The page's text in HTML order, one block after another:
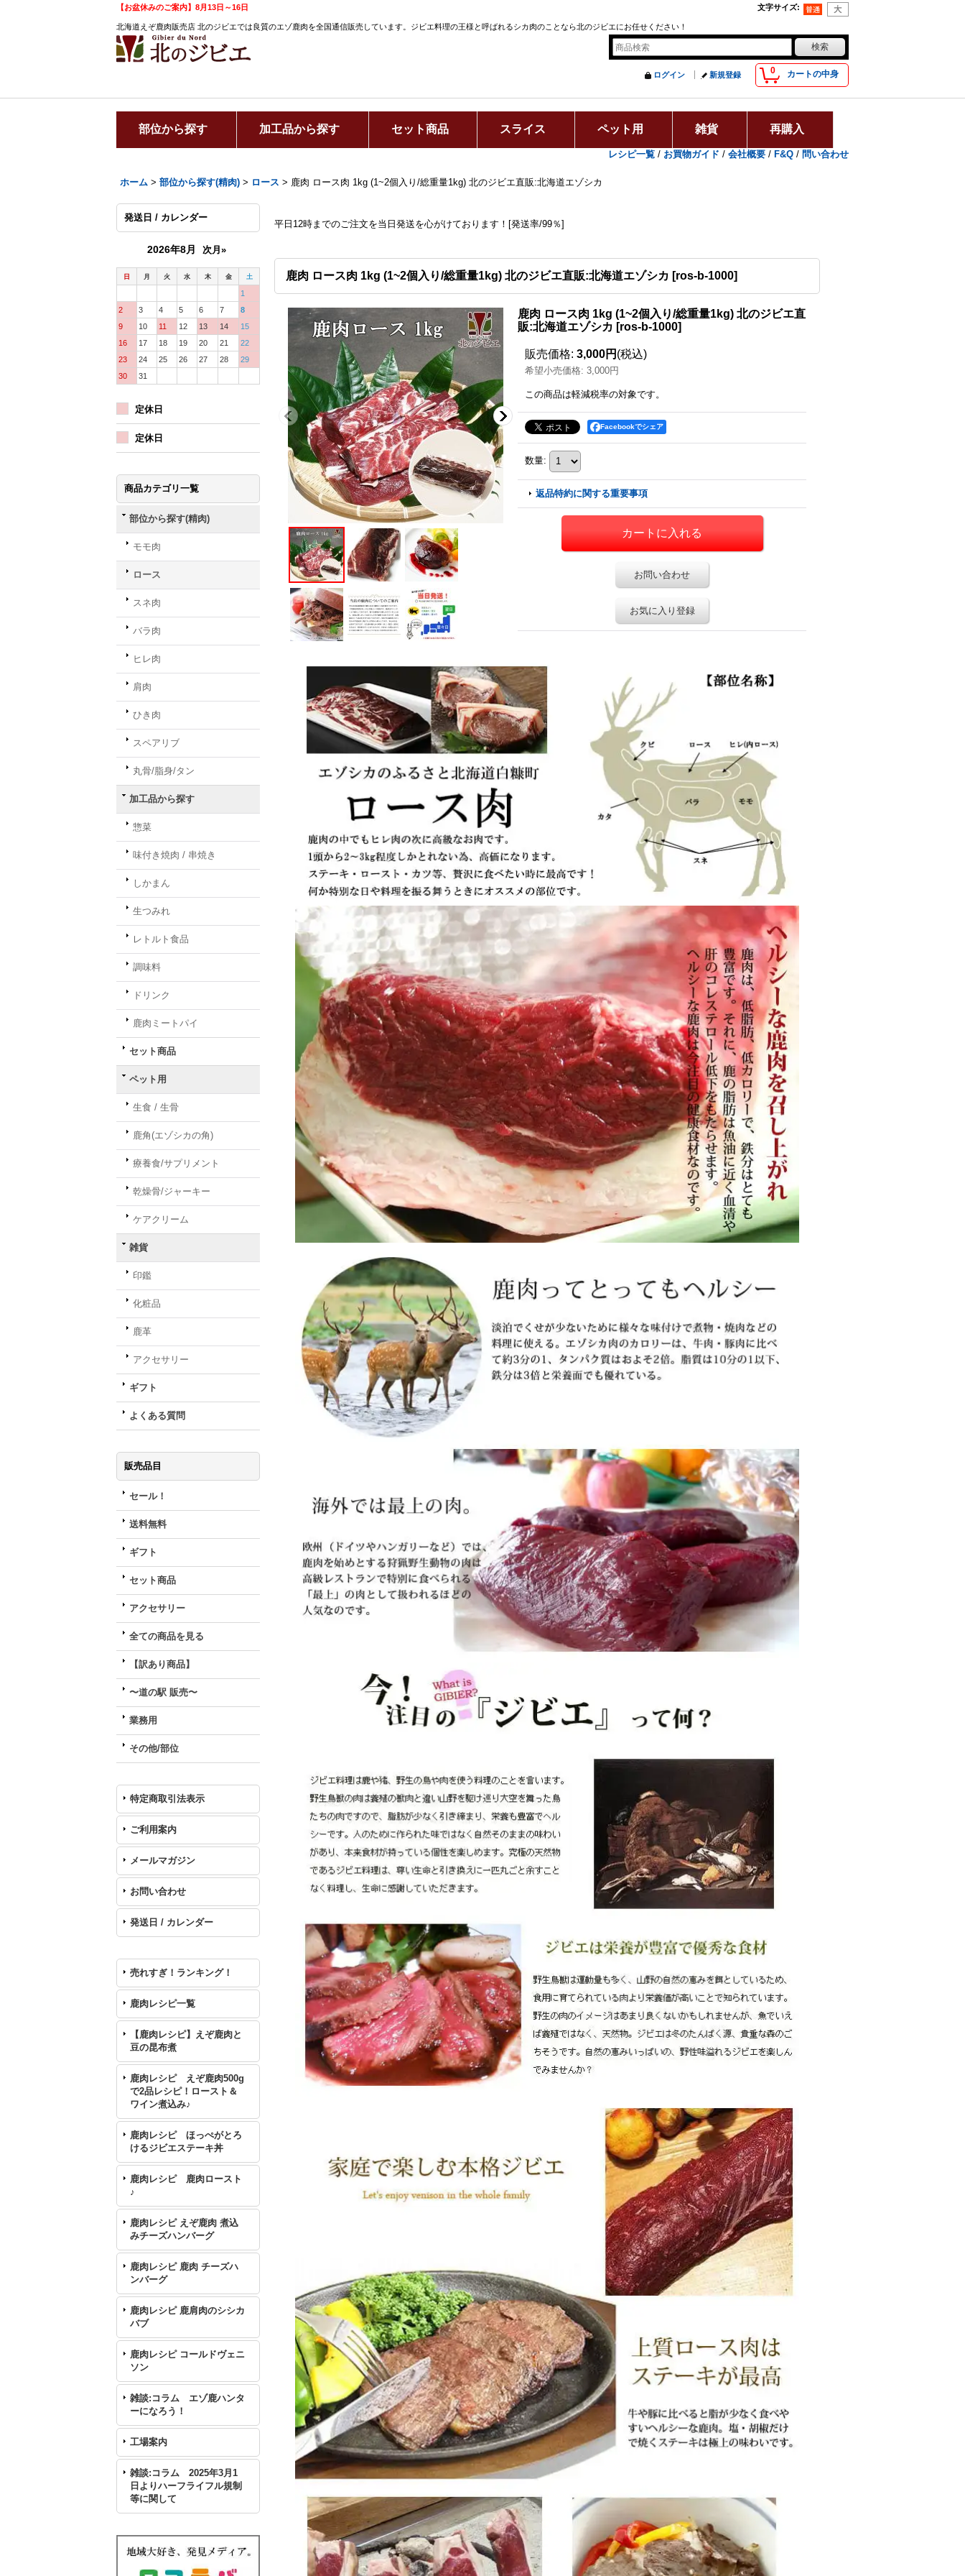
【お盆休みのご案内】8月13日～16日
北海道えぞ鹿肉販売店 北のジビエでは良質のエゾ鹿肉を全国通信販売しています。ジビエ料理の王様と呼ばれるシカ肉のことなら北のジビエにお任せください！
文字サイズ:
0 カートの中身
ログイン 新規登録
部位から探す 加工品から探す セット商品 スライス ペット用 雑貨 再購入
レシピ一覧 / お買物ガイド / 会社概要 / F&Q / 問い合わせ
ホーム > 部位から探す(精肉) > ロース > 鹿肉 ロース肉 1kg (1~2個入り/総重量1kg) 北のジビエ直販:北海道エゾシカ
発送日 / カレンダー
2026年8月 次月»
日 月 火 水 木 金 土
1
2
3 4 5 6 7
8
9
10 11 12 13 14
15
16
17 18 19 20 21
22
23
24 25 26 27 28
29
30
31
定休日
定休日
商品カテゴリ一覧
部位から探す(精肉)
モモ肉
ロース
スネ肉
バラ肉
ヒレ肉
肩肉
ひき肉
スペアリブ
丸骨/脂身/タン
加工品から探す
惣菜
味付き焼肉 / 串焼き
しかまん
生つみれ
レトルト食品
調味料
ドリンク
鹿肉ミートパイ
セット商品
ペット用
生食 / 生骨
鹿角(エゾシカの角)
療養食/サプリメント
乾燥骨/ジャーキー
ケアクリーム
雑貨
印鑑
化粧品
鹿革
アクセサリー
ギフト
よくある質問
販売品目
セール！
送料無料
ギフト
セット商品
アクセサリー
全ての商品を見る
【訳あり商品】
〜道の駅 販売〜
業務用
その他/部位
特定商取引法表示
ご利用案内
メールマガジン
お問い合わせ
発送日 / カレンダー
売れすぎ！ランキング！
鹿肉レシピ一覧
【鹿肉レシピ】えぞ鹿肉と
豆の昆布煮
鹿肉レシピ えぞ鹿肉500g
で2品レシピ！ロースト＆
ワイン煮込み♪
鹿肉レシピ ほっぺがとろ
けるジビエステーキ丼
鹿肉レシピ 鹿肉ロースト
♪
鹿肉レシピ えぞ鹿肉 煮込
みチーズハンバーグ
鹿肉レシピ 鹿肉 チーズハ
ンバーグ
鹿肉レシピ 鹿肩肉のシシカ
バブ
鹿肉レシピ コールドヴェニ
ソン
雑談:コラム エゾ鹿ハンタ
ーになろう！
工場案内
雑談:コラム 2025年3月1
日よりハーフライフル規制
等に関して
平日12時までのご注文を当日発送を心がけております！[発送率/99％]
鹿肉 ロース肉 1kg (1~2個入り/総重量1kg) 北のジビエ直販:北海道エゾシカ [ros-b-1000]
鹿肉 ロース肉 1kg (1~2個入り/総重量1kg) 北のジビエ直
販:北海道エゾシカ [ros-b-1000]
販売価格: 3,000円 (税込)
希望小売価格: 3,000円
この商品は軽減税率の対象です。
Facebookでシェア
数量:
返品特約に関する重要事項
お問い合わせ
お気に入り登録